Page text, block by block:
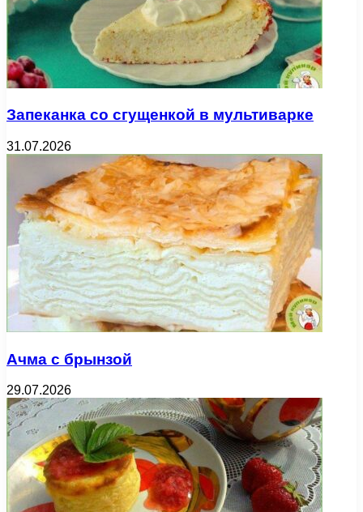
Запеканка со сгущенкой в мультиварке
31.07.2026
Ачма с брынзой
29.07.2026